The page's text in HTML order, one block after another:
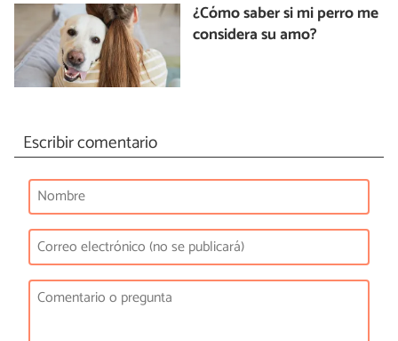
¿Cómo saber si mi perro me
considera su amo?
Escribir comentario